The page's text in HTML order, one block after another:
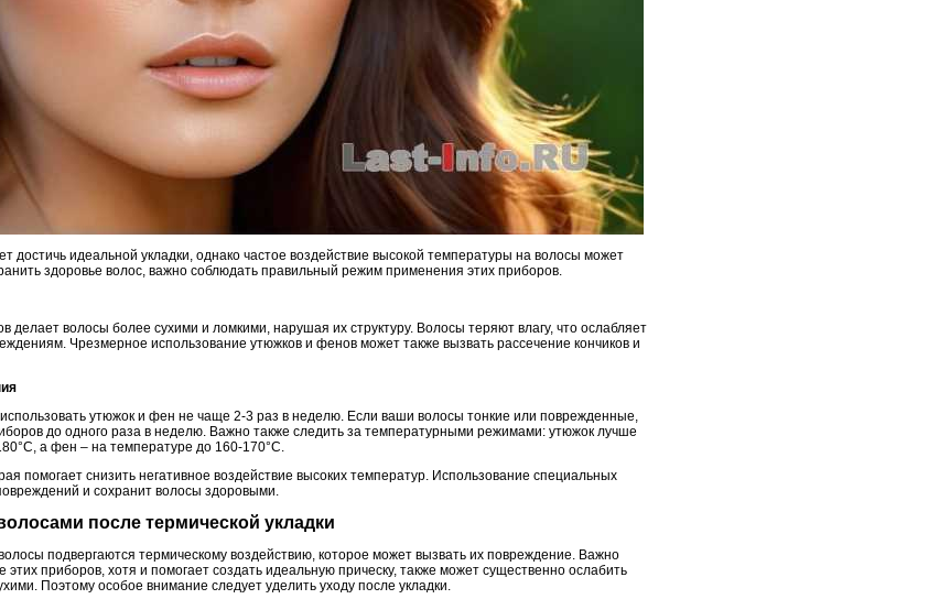
достичь идеальной укладки, однако частое воздействие высокой температуры на волосы может
здоровье волос, важно соблюдать правильный режим применения этих приборов.
делает волосы более сухими и ломкими, нарушая их структуру. Волосы теряют влагу, что ослабляет
Чрезмерное использование утюжков и фенов может также вызвать рассечение кончиков и
утюжок и фен не чаще 2-3 раз в неделю. Если ваши волосы тонкие или поврежденные,
до одного раза в неделю. Важно также следить за температурными режимами: утюжок лучше
а фен – на температуре до 160-170°C.
помогает снизить негативное воздействие высоких температур. Использование специальных
и сохранит волосы здоровыми.
после термической укладки
подвергаются термическому воздействию, которое может вызвать их повреждение. Важно
этих приборов, хотя и помогает создать идеальную прическу, также может существенно ослабить
Поэтому особое внимание следует уделить уходу после укладки.